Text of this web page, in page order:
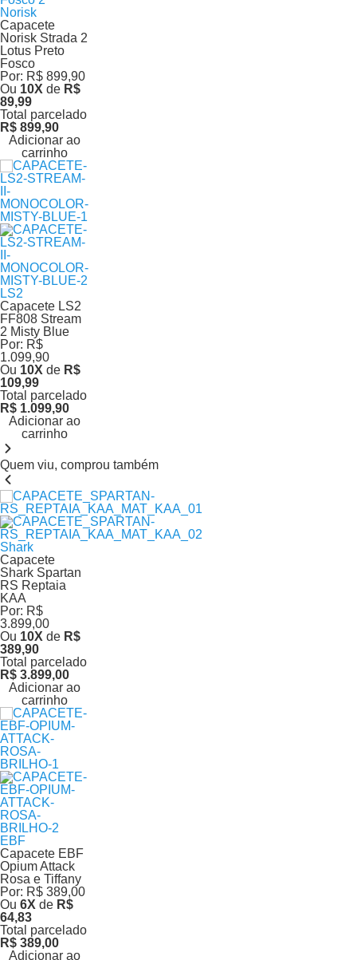
Norisk
Capacete
Norisk Strada 2
Lotus Preto
Fosco
Por: R$ 899,90
Ou 10X de R$
89,99
Total parcelado
R$ 899,90
Adicionar ao
carrinho
LS2
Capacete LS2
FF808 Stream
2 Misty Blue
Por: R$
1.099,90
Ou 10X de R$
109,99
Total parcelado
R$ 1.099,90
Adicionar ao
carrinho
Quem viu, comprou também
Shark
Capacete
Shark Spartan
RS Reptaia
KAA
Por: R$
3.899,00
Ou 10X de R$
389,90
Total parcelado
R$ 3.899,00
Adicionar ao
carrinho
EBF
Capacete EBF
Opium Attack
Rosa e Tiffany
Por: R$ 389,00
Ou 6X de R$
64,83
Total parcelado
R$ 389,00
Adicionar ao